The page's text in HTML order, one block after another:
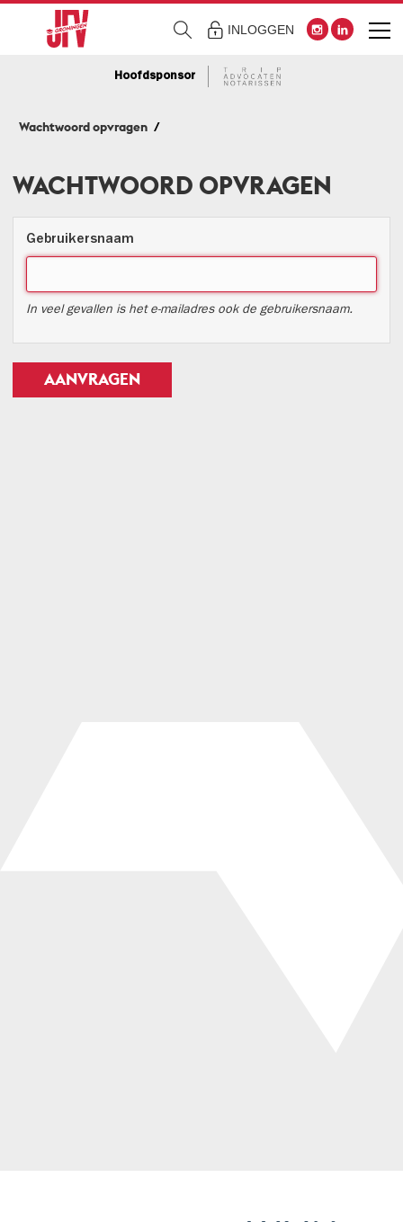
INLOGGEN
Hoofdsponsor
Wachtwoord opvragen
WACHTWOORD OPVRAGEN
Gebruikersnaam
In veel gevallen is het e-mailadres ook de gebruikersnaam.